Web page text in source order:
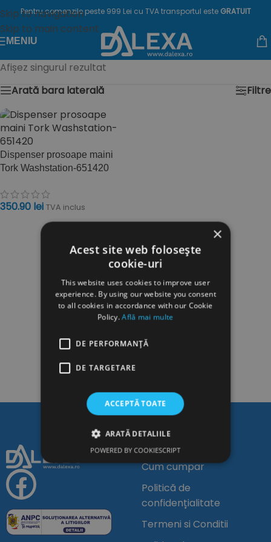
Skip to navigation
Skip to main content
Pentru comenzile peste 999 Lei cu TVA transportul este GRATUIT
MENIU
Afișez singurul rezultat
Arată bara laterală
Filtre
Dispenser prosoape maini
Tork Washstation-651420
350.90 lei TVA inclus
ADAUGĂ ÎN COȘ
Linkuri Utile
Cum cumpar
Politică de
confidențialitate
Termeni si Conditii
×
Acest site web folosește
cookie-uri
This website uses cookies to improve user
experience. By using our website you consent
to all cookies in accordance with our Cookie
Policy.Află mai multe
DE PERFORMANȚĂ
DE TARGETARE
ACCEPTĂ TOATE
ARATĂ DETALIILE
POWERED BY COOKIESCRIPT